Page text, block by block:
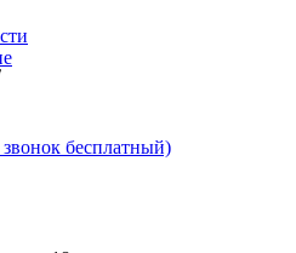
бесплатный)